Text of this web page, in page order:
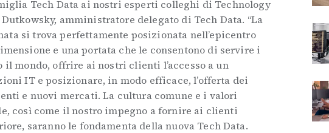
Tech Data ai nostri esperti colleghi di Technology
amministratore delegato di Tech Data. “La
si trova perfettamente posizionata nell’epicentro
e una portata che le consentono di servire i
mondo, offrire ai nostri clienti l’accesso a un
IT e posizionare, in modo efficace, l’offerta dei
e nuovi mercati. La cultura comune e i valori
così come il nostro impegno a fornire ai clienti
saranno le fondamenta della nuova Tech Data.